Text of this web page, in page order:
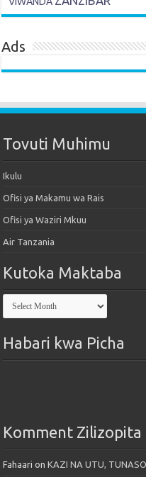
Ads
Tovuti Muhimu
Ikulu
Ofisi ya Makamu wa Rais
Ofisi ya Waziri Mkuu
Air Tanzania
Kutoka Maktaba
Kutoka
Maktaba
Habari kwa Picha
Komment Zilizopita
Fahaari onKAZI NA UTU,